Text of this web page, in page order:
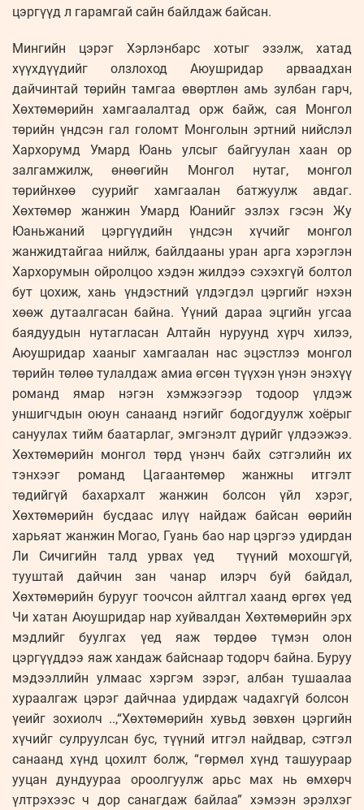
цэргүүд л гарамгай сайн байлдаж байсан.
Мингийн цэрэг Хэрлэнбарс хотыг эзэлж, хатад
хүүхдүүдийг олзлоход Аюушридар арваадхан
дайчинтай төрийн тамгаа өвөртлөн амь зулбан гарч,
Хөхтөмөрийн хамгаалалтад орж байж, сая Монгол
төрийн үндсэн гал голомт Монголын эртний нийслэл
Хархорумд Умард Юань улсыг байгуулан хаан ор
залгамжилж, өнөөгийн Монгол нутаг, монгол
төрийнхөө суурийг хамгаалан батжуулж авдаг.
Хөхтөмөр жанжин Умард Юанийг эзлэх гэсэн Жу
Юаньжаний цэргүүдийн үндсэн хүчийг монгол
жанжидтайгаа нийлж, байлдааны уран арга хэрэглэн
Хархорумын ойролцоо хэдэн жилдээ сэхэхгүй болтол
бут цохиж, хань үндэстний үлдэгдэл цэргийг нэхэн
хөөж дутаалгасан байна. Үүний дараа эцгийн угсаа
баядуудын нутагласан Алтайн нуруунд хүрч хилээ,
Аюушридар хааныг хамгаалан нас эцэстлээ монгол
төрийн төлөө тулалдаж амиа өгсөн түүхэн үнэн энэхүү
романд ямар нэгэн хэмжээгээр тодоор үлдэж
уншигчдын оюун санаанд нэгийг бодогдуулж хоёрыг
сануулах тийм баатарлаг, эмгэнэлт дүрийг үлдээжээ.
Хөхтөмөрийн монгол төрд үнэнч байх сэтгэлийн их
тэнхээг романд Цагаантөмөр жанжны итгэлт
төдийгүй бахархалт жанжин болсон үйл хэрэг,
Хөхтөмөрийн бусдаас илүү найдаж байсан өөрийн
харьяат жанжин Могао, Гуань бао нар цэргээ удирдан
Ли Сичигийн талд урвах үед түүний мохошгүй,
тууштай дайчин зан чанар илэрч буй байдал,
Хөхтөмөрийн бурууг тоочсон айлтгал хаанд өргөх үед
Чи хатан Аюушридар нар хуйвалдан Хөхтөмөрийн эрх
мэдлийг буулгах үед яаж төрдөө түмэн олон
цэргүүддээ яаж хандаж байснаар тодорч байна. Буруу
мэдээллийн улмаас хэргэм зэрэг, албан тушаалаа
хураалгаж цэрэг дайчнаа удирдаж чадахгүй болсон
үеийг зохиолч ..,“Хөхтөмөрийн хувьд зөвхөн цэргийн
хүчийг сулруулсан бус, түүний итгэл найдвар, сэтгэл
санаанд хүнд цохилт болж, “гөрмөл хүнд ташуураар
ууцан дундуураа ороолгуулж арьс мах нь өмхөрч
үлтрэхээс ч дор санагдаж байлаа” хэмээн эрэлхэг